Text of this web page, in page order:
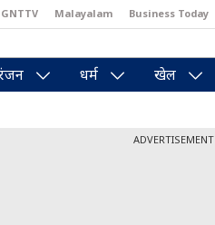
GNTTV Malayalam Business Today
धर्म खेल
ADVERTISEMENT